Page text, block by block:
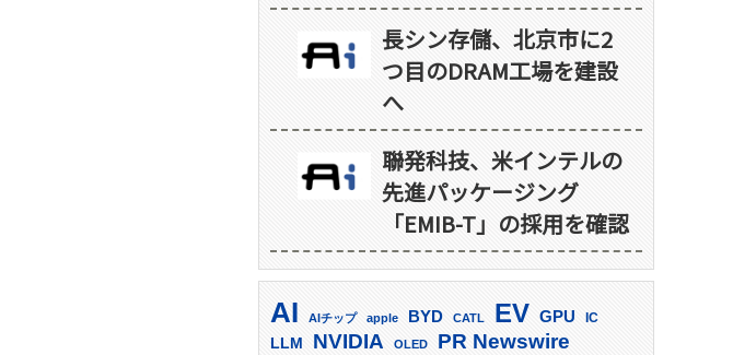
長シン存儲、北京市に2
つ目のDRAM工場を建設
へ
聯発科技、米インテルの
先進パッケージング
「EMIB-T」の採用を確認
AI AIチップ apple BYD CATL EV GPU IC
LLM NVIDIA OLED PR Newswire